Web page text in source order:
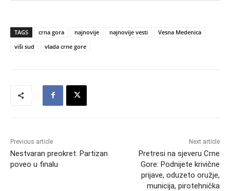
TAGS crna gora najnovije najnovije vesti
Vesna Medenica
viši sud
vlada crne gore
Previous article
Nestvaran preokret: Partizan
poveo u finalu
Next article
Pretresi na sjeveru Crne
Gore: Podnijete krivične
prijave, oduzeto oružje,
municija, pirotehnička